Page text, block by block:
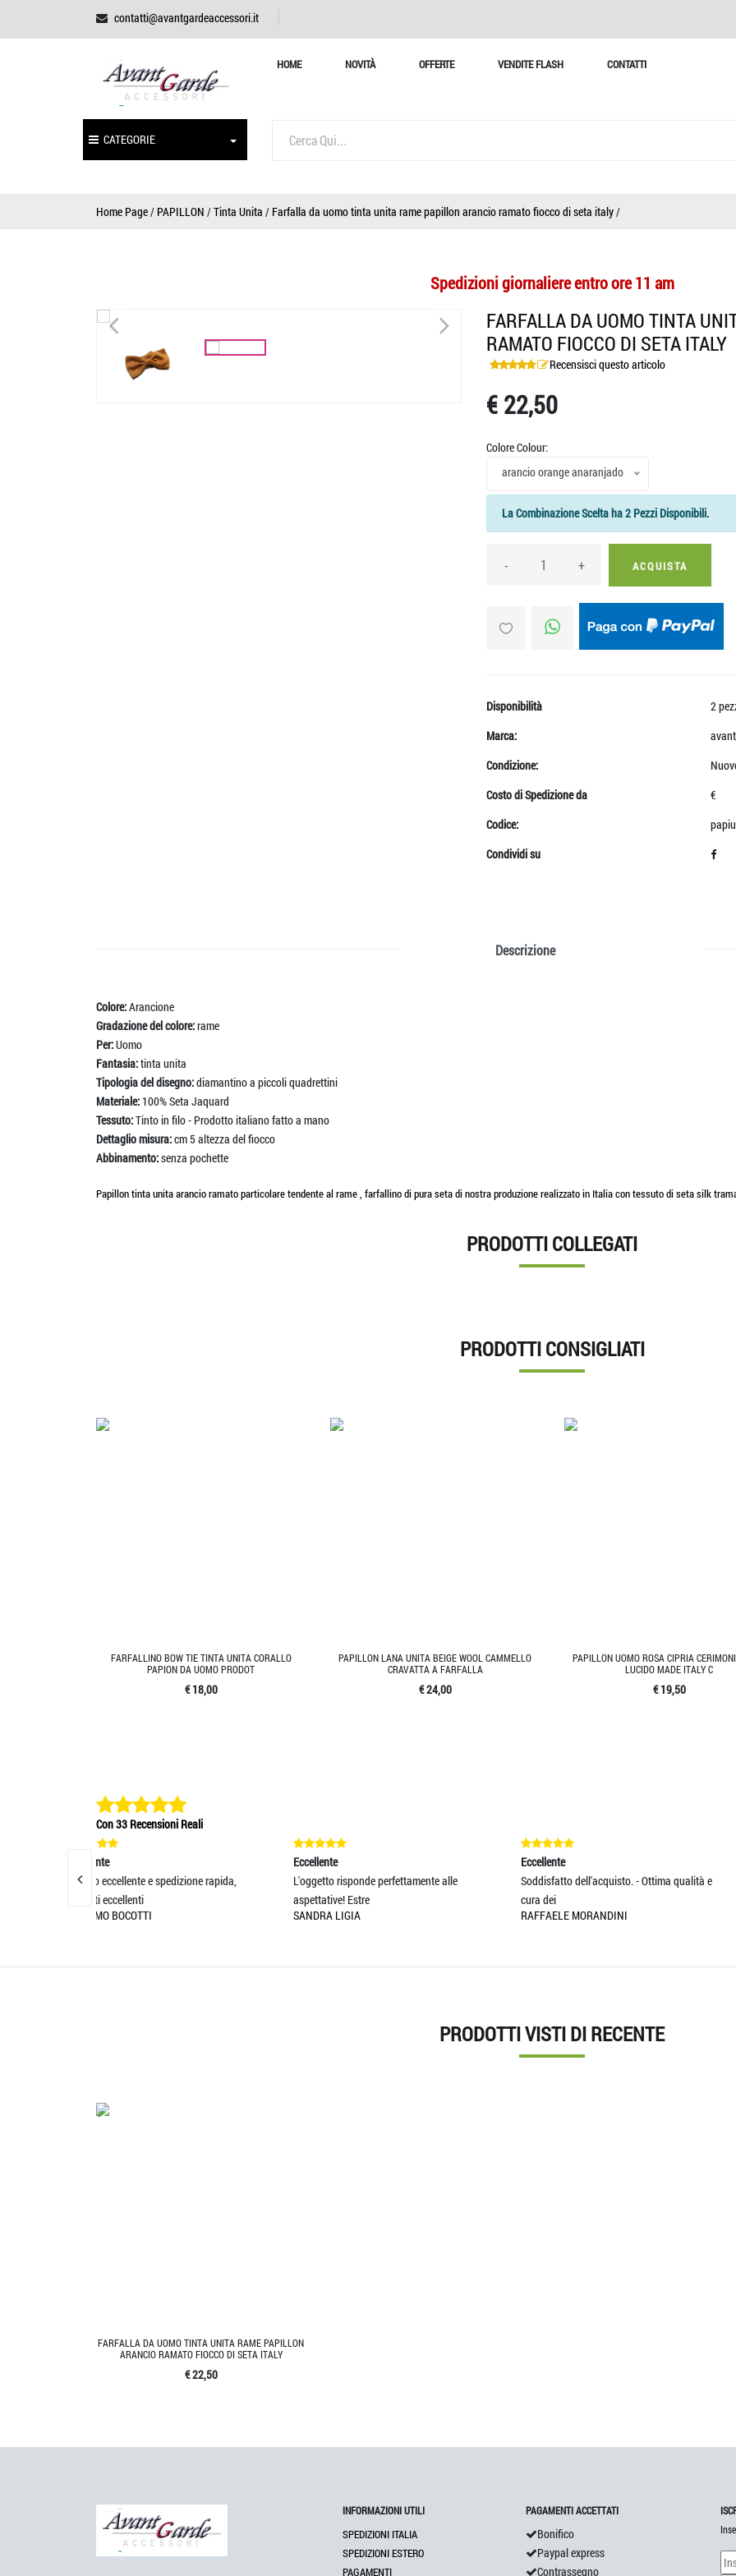
contatti@avantgardeaccessori.it
HOME NOVITÀ OFFERTE VENDITE FLASH CONTATTI
CATEGORIE
Home Page/ PAPILLON /Tinta Unita / Farfalla da uomo tinta unita rame papillon arancio ramato fiocco di seta italy/
Spedizioni giornaliere entro ore 11 am
< >
FARFALLA DA UOMO TINTA
RAMATO FIOCCO DI SETA ITALY
Recensisci questo articolo
€ 22,50
Colore Colour:
arancio orange anaranjado
La Combinazione Scelta ha 2 Pezzi Disponibili.
- + ACQUISTA
Disponibilità
2
Marca:
Condizione:
Costo di Spedizione da
€
Codice:
Condividi su
Descrizione
Colore:Arancione
Gradazione del colore:rame
Per:Uomo
Fantasia:tinta unita
Tipologia del disegno:diamantino a piccoli quadrettini
Materiale: 100% Seta Jaquard
Tessuto:Tinto in filo - Prodotto italiano fatto a mano
Dettaglio misura:cm 5 altezza del fiocco
Abbinamento:senza pochette
Papillon tinta unita arancio ramato particolare tendente al rame , farfallino di pura seta di nostra produzione realizzato in Italia con tessuto di seta silk
PRODOTTI COLLEGATI
PRODOTTI CONSIGLIATI
FARFALLINO BOW TIE TINTA UNITA CORALLO
PAPION DA UOMO PRODOT
€ 18,00
PAPILLON LANA UNITA BEIGE WOOL CAMMELLO
CRAVATTA A FARFALLA
€ 24,00
PAPILLON UOMO ROSA CIPRIA
LUCIDO MADE ITALY C
€ 19,50
Con 33 Recensioni Reali
rapida,
L'oggetto risponde perfettamente alle
aspettative! Estre
SANDRA LIGIA
Soddisfatto dell'acquisto. - Ottima qualità e
cura dei
Spedizione e consegna
ELISA ERAMO
PRODOTTI VISTI DI RECENTE
'.'
FARFALLA DA UOMO TINTA UNITA RAME PAPILLON
ARANCIO RAMATO FIOCCO DI SETA ITALY
€ 22,50
INFORMAZIONI UTILI
SPEDIZIONI ITALIA
SPEDIZIONI ESTERO
PAGAMENTI
PAGAMENTI ACCETTATI
Bonifico
Paypal express
Contrassegno